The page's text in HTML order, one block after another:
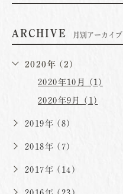
ARCHIVE 月別アーカイブ
2020年 (2)
2020年10月 (1)
2020年9月 (1)
2019年 (8)
2018年 (7)
2017年 (14)